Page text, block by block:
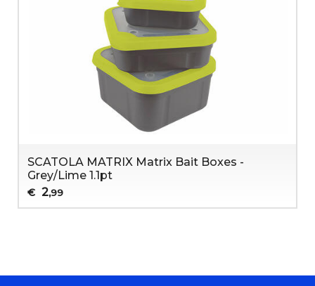
SCATOLA MATRIX Matrix Bait Boxes -
Grey/Lime 1.1pt
€ 2,99